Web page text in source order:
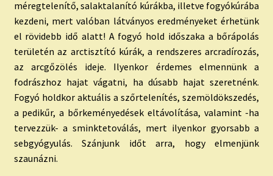
méregtelenítő, salaktalanító kúrákba, illetve fogyókúrába
kezdeni, mert valóban látványos eredményeket érhetünk
el rövidebb idő alatt! A fogyó hold időszaka a bőrápolás
területén az arctisztító kúrák, a rendszeres arcradírozás,
az arcgőzölés ideje. Ilyenkor érdemes elmennünk a
fodrászhoz hajat vágatni, ha dúsabb hajat szeretnénk.
Fogyó holdkor aktuális a szőrtelenítés, szemöldökszedés,
a pedikűr, a bőrkeményedések eltávolítása, valamint -ha
tervezzük- a sminktetoválás, mert ilyenkor gyorsabb a
sebgyógyulás. Szánjunk időt arra, hogy elmenjünk
szaunázni.